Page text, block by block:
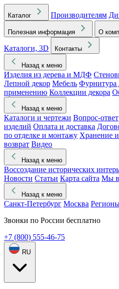
Каталог Производителям
Полезная информация О
Каталоги, 3D
Контакты
Назад к меню
Изделия из дерева и МДФ
Лепной декор Мебель Фурнитура
применению Коллекции декора
Назад к меню
Каталоги и чертежи Вопрос-ответ
изделий Оплата и доставка
по отделке и монтажу Хранение
возврат Видео
Назад к меню
Воссоздание исторических
Новости Статьи Карта сайта Мы
Назад к меню
Санкт-Петербург Москва
Звонки по России бесплатно
+7 (800) 555-46-75
RU